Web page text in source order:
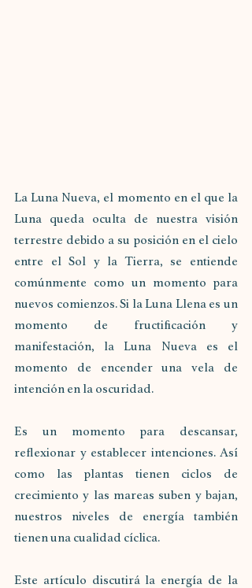
La Luna Nueva, el momento en el que la
Luna queda oculta de nuestra visión
terrestre debido a su posición en el cielo
entre el Sol y la Tierra, se entiende
comúnmente como un momento para
nuevos comienzos. Si la Luna Llena es un
momento de fructificación y
manifestación, la Luna Nueva es el
momento de encender una vela de
intención en la oscuridad.
Es un momento para descansar,
reflexionar y establecer intenciones. Así
como las plantas tienen ciclos de
crecimiento y las mareas suben y bajan,
nuestros niveles de energía también
tienen una cualidad cíclica.
Este artículo discutirá la energía de la